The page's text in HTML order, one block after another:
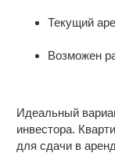
Текущий
Возможен
Идеальный
инвестора.
для сдачи в